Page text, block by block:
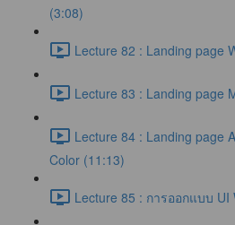
(3:08)
Lecture 82 : Landing page
Lecture 83 : Landing page
Lecture 84 : Landing page
Color (11:13)
Lecture 85 : การออกแบบ